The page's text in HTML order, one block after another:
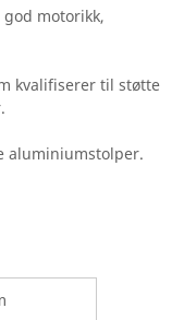
motorikk,
kvalifiserer til støtte
aluminiumstolper.